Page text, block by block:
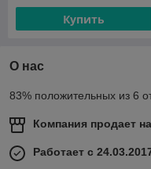
Купить
О нас
83% положительных из 6
Компания продает на
Работает с